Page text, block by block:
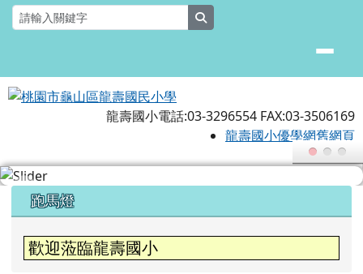
跳至主內容區
桃園市龜山區龍壽國民小學
龍壽國小電話:03-3296554 FAX:03-3506169
龍壽國小優學網舊網頁
上中區域內容
跑馬燈
歡迎蒞臨龍壽國小
頁尾區域